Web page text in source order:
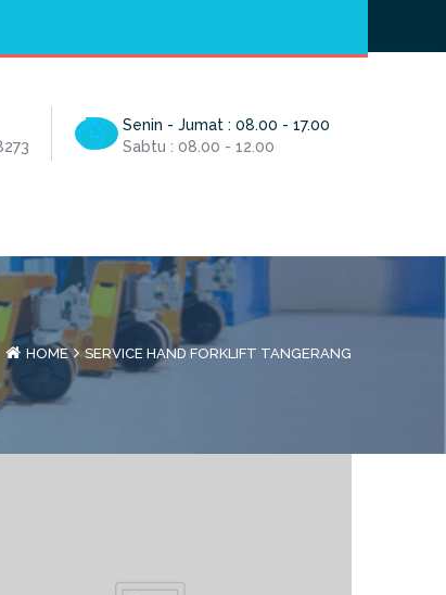
Senin - Jumat : 08.00 - 17.00
Sabtu : 08.00 - 12.00
HOME SERVICE HAND FORKLIFT TANGERANG